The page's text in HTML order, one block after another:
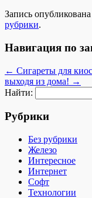
Запись опубликована
рубрики.
Навигация по
← Сигареты для
выходя из дома! →
Найти:
Рубрики
Без рубрики
Железо
Интересное
Интернет
Софт
Технологии